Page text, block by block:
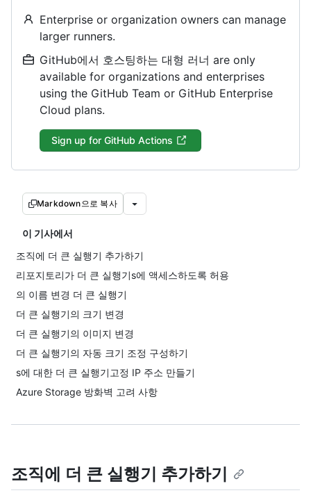
Enterprise or organization owners can manage
larger runners.
GitHub에서 호스팅하는 대형 러너 are only
available for organizations and enterprises
using the GitHub Team or GitHub Enterprise
Cloud plans.
Sign up for GitHub Actions
Markdown으로 복사
이 기사에서
조직에 더 큰 실행기 추가하기
리포지토리가 더 큰 실행기s에 액세스하도록 허용
의 이름 변경 더 큰 실행기
더 큰 실행기의 크기 변경
더 큰 실행기의 이미지 변경
더 큰 실행기의 자동 크기 조정 구성하기
s에 대한 더 큰 실행기고정 IP 주소 만들기
Azure Storage 방화벽 고려 사항
조직에 더 큰 실행기 추가하기